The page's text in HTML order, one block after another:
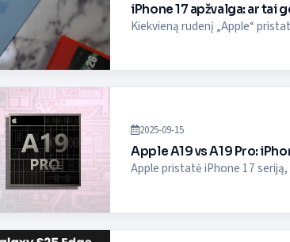
iPhone 17 apžvalga: ar tai
Kiekvieną rudenį „Apple“
2025-09-15
Apple A19 vs A19 Pro:
Apple pristatė iPhone 17